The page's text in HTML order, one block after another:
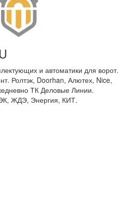
и автоматики для ворот.
Ролтэк, Doorhan, Алютех, Nice,
ТК Деловые Линии.
ЖДЭ, Энергия, КИТ.